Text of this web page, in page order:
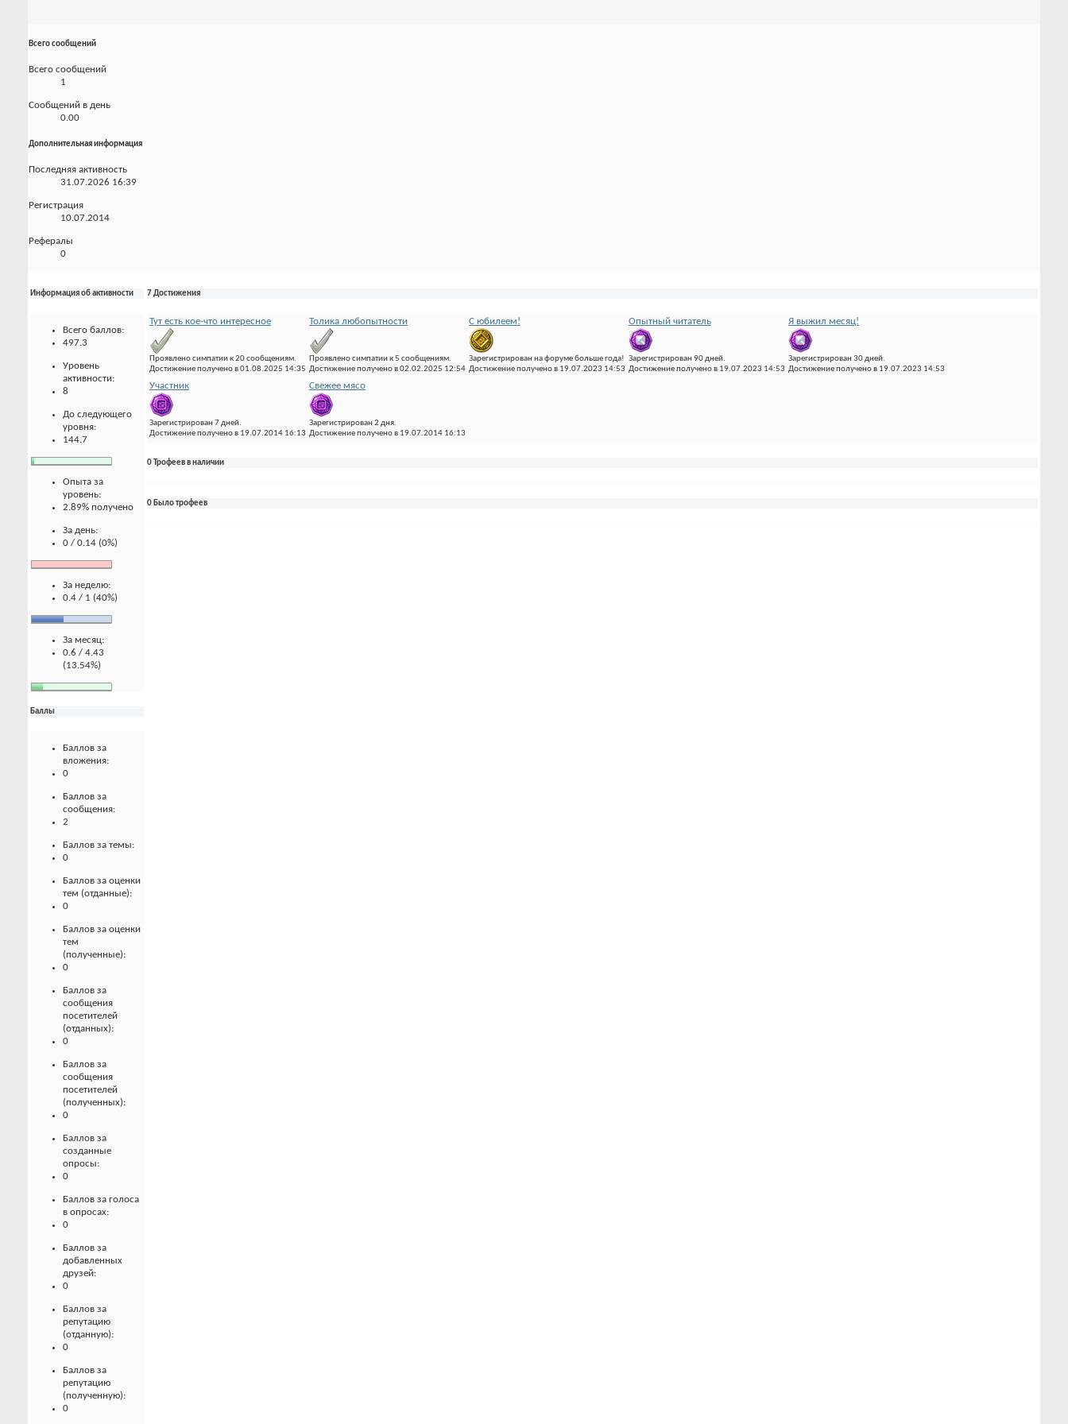
Всего сообщений
Всего сообщений
1
Сообщений в день
0.00
Дополнительная информация
Последняя активность
31.07.2026 16:39
Регистрация
10.07.2014
Рефералы
0
Информация об активности
Всего баллов:
497.3
Уровень
активности:
8
До следующего
уровня:
144.7
Опыта за
уровень:
2.89% получено
За день:
0 / 0.14 (0%)
За неделю:
0.4 / 1 (40%)
За месяц:
0.6 / 4.43
(13.54%)
Баллы
Баллов за
вложения:
0
Баллов за
сообщения:
2
Баллов за темы:
0
Баллов за оценки
тем (отданные):
0
Баллов за оценки
тем
(полученные):
0
Баллов за
сообщения
посетителей
(отданных):
0
Баллов за
сообщения
посетителей
(полученных):
0
Баллов за
созданные
опросы:
0
Баллов за голоса
в опросах:
0
Баллов за
добавленных
друзей:
0
Баллов за
репутацию
(отданную):
0
Баллов за
репутацию
(полученную):
0
7 Достижения
Тут есть кое-что интересное
Проявлено симпатии к 20 сообщениям.
Достижение получено в 01.08.2025 14:35
Толика любопытности
Проявлено симпатии к 5 сообщениям.
Достижение получено в 02.02.2025 12:54
С юбилеем!
Зарегистрирован на форуме больше года!
Достижение получено в 19.07.2023 14:53
Опытный читатель
Зарегистрирован 90 дней.
Достижение получено в 19.07.2023 14:53
Я выжил месяц!
Зарегистрирован 30 дней.
Достижение получено в 19.07.2023 14:53
Участник
Зарегистрирован 7 дней.
Достижение получено в 19.07.2014 16:13
Свежее мясо
Зарегистрирован 2 дня.
Достижение получено в 19.07.2014 16:13
0 Трофеев в наличии
0 Было трофеев